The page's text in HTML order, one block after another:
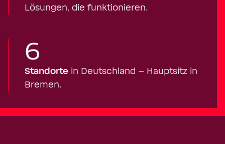
Lösungen, die funktionieren.
6
Standorte in Deutschland – Hauptsitz in
Bremen.